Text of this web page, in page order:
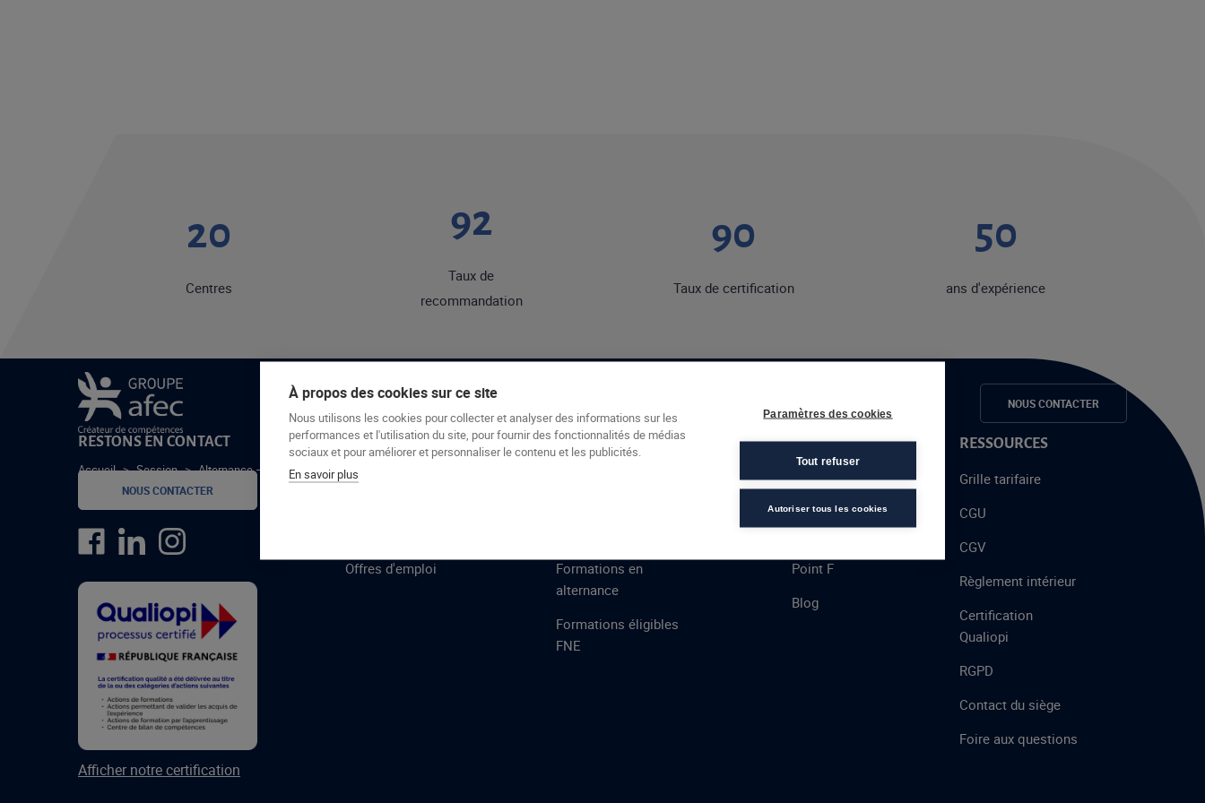
Le groupe Afec Formations Espace candidats NOUS CONTACTER
Accueil > Session > Alternance – TP Secrétaire Assistant(e) Médico-Social(e)
20
Centres
92
Taux de
recommandation
90
Taux de certification
50
ans d'expérience
RESTONS EN CONTACT
NOUS CONTACTER
Afficher notre certification
GROUPE AFEC
Formations
Offres d'emploi
PRESTATIONS
Formations en
alternance
Formations éligibles
FNE
À PROPOS
Talent
Point F
Blog
RESSOURCES
Grille tarifaire
CGU
CGV
Règlement intérieur
Certification
Qualiopi
RGPD
Contact du siège
Foire aux questions
À propos des cookies sur ce site
Nous utilisons les cookies pour collecter et analyser des informations sur les
performances et l'utilisation du site, pour fournir des fonctionnalités de médias
sociaux et pour améliorer et personnaliser le contenu et les publicités.
En savoir plus
Paramètres des cookies
Tout refuser
Autoriser tous les cookies